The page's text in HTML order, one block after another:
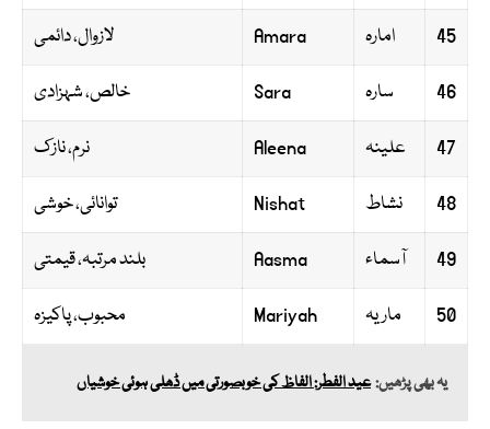
45 امارہ Amara لازوال، دائمی
46 سارہ Sara خالص، شہزادی
47 علینہ Aleena نرم، نازک
48 نشاط Nishat توانائی، خوشی
49 آسماء Aasma بلند مرتبہ، قیمتی
50 ماریہ Mariyah محبوب، پاکیزہ
یہ بھی پڑھیں:عید الفطر: الفاظ کی خوبصورتی میں ڈھلی ہوئی خوشیاں